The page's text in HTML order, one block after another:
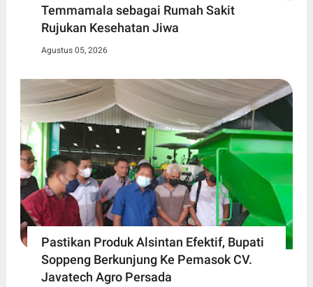
Temmamala sebagai Rumah Sakit
Rujukan Kesehatan Jiwa
Agustus 05, 2026
Pastikan Produk Alsintan Efektif, Bupati
Soppeng Berkunjung Ke Pemasok CV.
Javatech Agro Persada